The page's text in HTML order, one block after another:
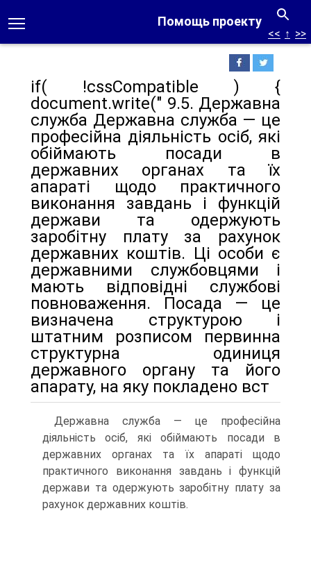
Помощь проекту
<< ↑ >>
if( !cssCompatible ) {
document.write(" 9.5. Державна
служба Державна служба — це
професійна діяльність осіб, які
обіймають посади в
державних органах та їх
апараті щодо практичного
виконання завдань і функцій
держави та одержують
заробітну плату за рахунок
державних коштів. Ці особи є
державними службовцями і
мають відповідні службові
повноваження. Посада — це
визначена структурою і
штатним розписом первинна
структурна одиниця
державного органу та його
апарату, на яку покладено вст
Державна служба — це професійна
діяльність осіб, які обіймають посади в
державних органах та їх апараті щодо
практичного виконання завдань і функцій
держави та одержують заробітну плату за
рахунок державних коштів.